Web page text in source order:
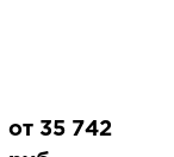
от 35 742